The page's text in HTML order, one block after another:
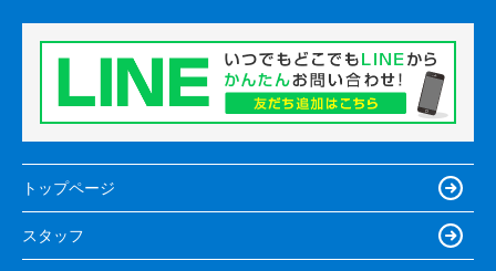
トップページ
スタッフ